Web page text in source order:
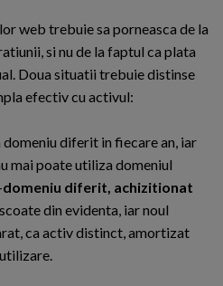
web trebuie sa porneasca de la
si nu de la faptul ca plata
Doua situatii trebuie distinse
efectiv cu activul:
domeniu diferit in fiecare an, iar
mai poate utiliza domeniul
domeniu diferit, achizitionat
din evidenta, iar noul
ca activ distinct, amortizat